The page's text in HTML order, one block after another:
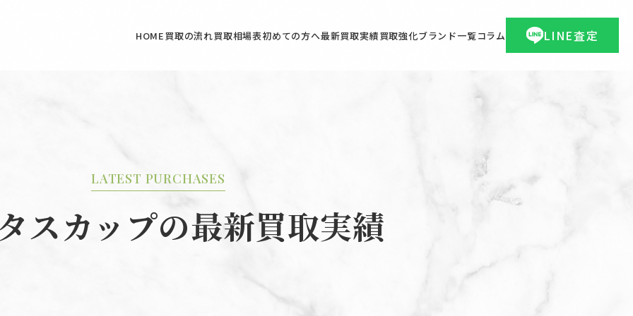
HOME買取の流れ買取相場表初めての方へ最新買取実績買取強化ブランド一覧コラム LINE査定
LATEST PURCHASES
スカップの最新買取実績